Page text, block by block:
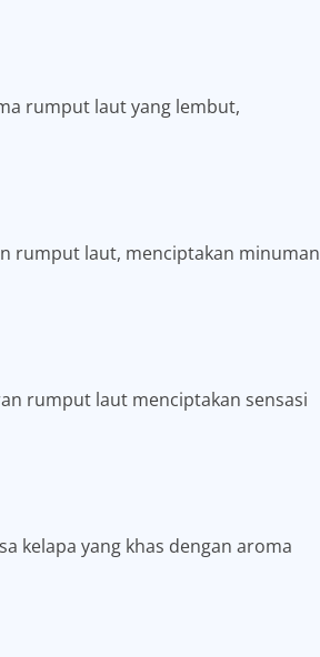
rumput laut yang lembut,
rumput laut, menciptakan minuman
rumput laut menciptakan sensasi
kelapa yang khas dengan aroma